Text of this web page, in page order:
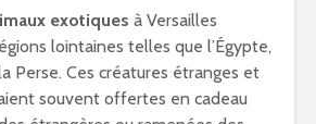
exotiques à Versailles
lointaines telles que l’Égypte,
Perse. Ces créatures étranges et
souvent offertes en cadeau